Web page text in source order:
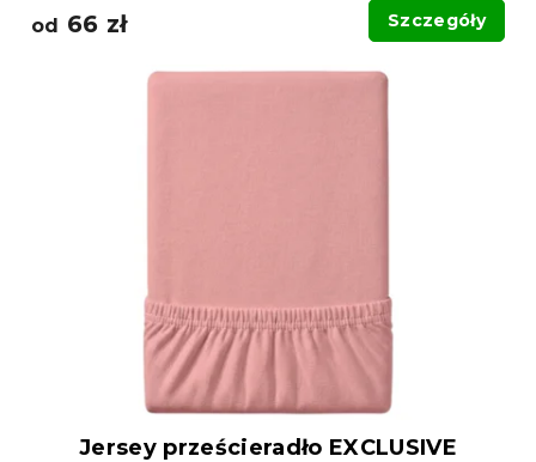
od 66 zł Szczegóły
Jersey prześcieradło EXCLUSIVE